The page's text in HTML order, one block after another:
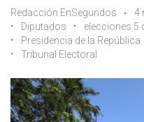
Redacción EnSegundos 4
Diputados
elecciones 5
Presidencia de la República
Tribunal Electoral